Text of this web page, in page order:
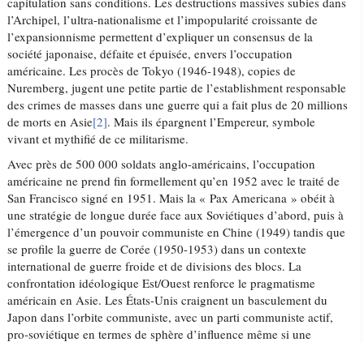
l’Archipel, l’ultra-nationalisme et l’impopularité croissante de
l’expansionnisme permettent d’expliquer un consensus de la
société japonaise, défaite et épuisée, envers l’occupation
américaine. Les procès de Tokyo (1946-1948), copies de
Nuremberg, jugent une petite partie de l’establishment responsable
des crimes de masses dans une guerre qui a fait plus de 20 millions
de morts en Asie[2]. Mais ils épargnent l’Empereur, symbole
vivant et mythifié de ce militarisme.
Avec près de 500 000 soldats anglo-américains, l’occupation
américaine ne prend fin formellement qu’en 1952 avec le traité de
San Francisco signé en 1951. Mais la « Pax Americana » obéit à
une stratégie de longue durée face aux Soviétiques d’abord, puis à
l’émergence d’un pouvoir communiste en Chine (1949) tandis que
se profile la guerre de Corée (1950-1953) dans un contexte
international de guerre froide et de divisions des blocs. La
confrontation idéologique Est/Ouest renforce le pragmatisme
américain en Asie. Les États-Unis craignent un basculement du
Japon dans l’orbite communiste, avec un parti communiste actif,
pro-soviétique en termes de sphère d’influence même si une